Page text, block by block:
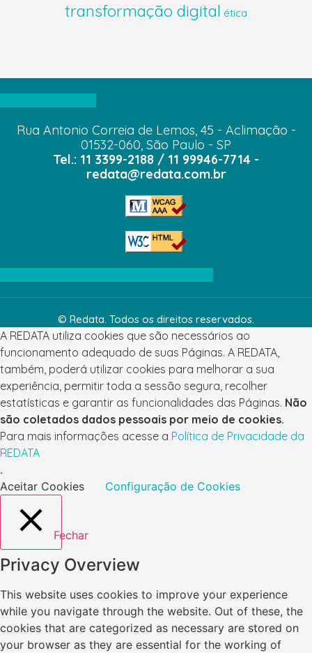
transformação digital ética
Rua Antonio Correia de Lemos, 45 - Aclimação -
01532-060, São Paulo - SP
Tel.: 11 3399-2188 / 11 99946-7714 -
redata@redata.com.br
© Redata. Todos os direitos reservados.
A REDATA utiliza cookies que são necessários ao
funcionamento adequado de suas Páginas. A REDATA,
também, poderá utilizar cookies para melhorar a sua
experiência, permitir toda a sessão segura, recolher
estatísticas e garantir as funcionalidades das Páginas. Não
são coletados dados pessoais por meio de cookies.
Para mais informações acesse a Política de Privacidade da
REDATA
.
Aceitar Cookies
Configuração de Cookies
Fechar
Privacy Overview
This website uses cookies to improve your experience
while you navigate through the website. Out of these, the
cookies that are categorized as necessary are stored on
your browser as they are essential for the working of